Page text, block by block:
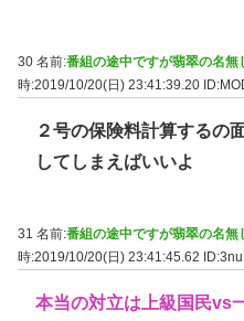
30 名前:番組の途中ですが翡翠の名無
時:2019/10/20(日) 23:41:39.20
２号の保険料計算するの
してしまえばいいよ
31 名前:番組の途中ですが翡翠の名無
時:2019/10/20(日) 23:41:45.62
本当の対立は上級国民vs